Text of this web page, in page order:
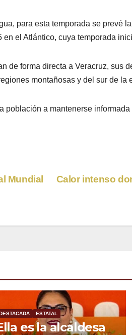
para esta temporada se prevé
el Atlántico, cuya temporada
de forma directa a Veracruz, sus
montañosas y del sur de la
población a mantenerse
Calor intenso
Mundial
ESTATAL
es la alcaldesa